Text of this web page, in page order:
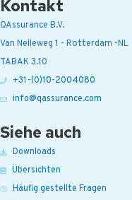
Kontakt
QAssurance B.V.
Van Nelleweg 1 - Rotterdam -NL
TABAK 3.10
+31-(0)10-2004080
info@qassurance.com
Siehe auch
Downloads
Übersichten
Häufig gestellte Fragen